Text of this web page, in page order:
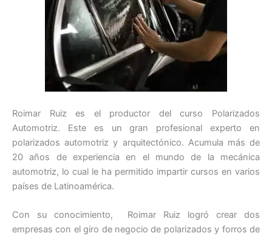
Roimar Ruiz es el productor del curso Polarizados
Automotriz. Este es un gran profesional experto en
polarizados automotriz y arquitectónico. Acumula más de
20 años de experiencia en el mundo de la mecánica
automotriz, lo cual le ha permitido impartir cursos en varios
países de Latinoamérica.
Con su conocimiento, Roimar Ruiz logró crear dos
empresas con el giro de negocio de polarizados y forros de